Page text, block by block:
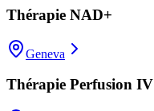
Thérapie NAD+
Geneva
Thérapie Perfusion IV